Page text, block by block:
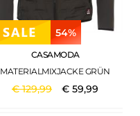
54%
CASAMODA
MATERIALMIXJACKE GRÜN
€129,99 €59,99